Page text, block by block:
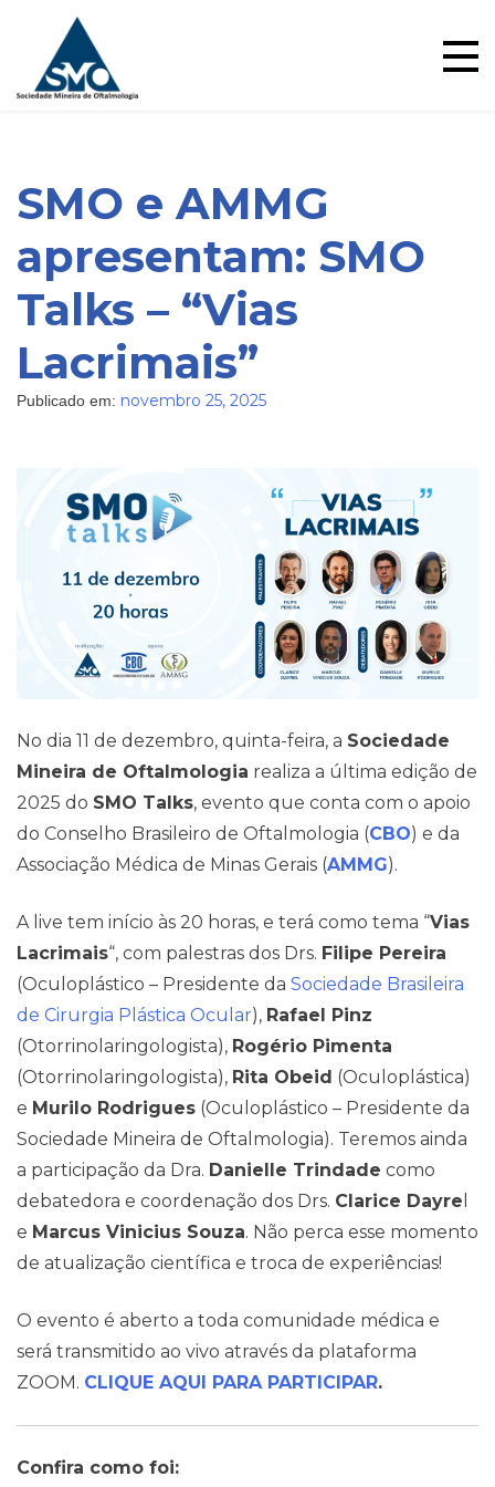
content
Blog
Pareceres Jurídicos
SMO e AMMG
apresentam: SMO
Talks – “Vias
Lacrimais”
Publicado em: novembro 25, 2025
No dia 11 de dezembro, quinta-feira, a Sociedade
Mineira de Oftalmologia realiza a última edição de
2025 do SMO Talks, evento que conta com o apoio
do Conselho Brasileiro de Oftalmologia (CBO) e da
Associação Médica de Minas Gerais (AMMG).
A live tem início às 20 horas, e terá como tema “Vias
Lacrimais“, com palestras dos Drs. Filipe Pereira
(Oculoplástico – Presidente da Sociedade Brasileira
de Cirurgia Plástica Ocular), Rafael Pinz
(Otorrinolaringologista), Rogério Pimenta
(Otorrinolaringologista), Rita Obeid (Oculoplástica)
e Murilo Rodrigues (Oculoplástico – Presidente da
Sociedade Mineira de Oftalmologia). Teremos ainda
a participação da Dra. Danielle Trindade como
debatedora e coordenação dos Drs. Clarice Dayre
e Marcus Vinicius Souza. Não perca esse momento
de atualização científica e troca de experiências!
O evento é aberto a toda comunidade médica e
será transmitido ao vivo através da plataforma
ZOOM. CLIQUE AQUI PARA PARTICIPAR.
Confira como foi: